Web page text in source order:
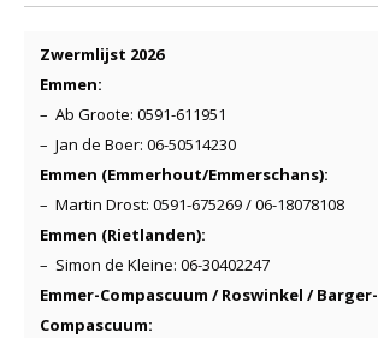
Zwermlijst 2026
Emmen:
– Ab Groote: 0591-611951
– Jan de Boer: 06-50514230
Emmen (Emmerhout/Emmerschans):
– Martin Drost: 0591-675269 / 06-18078108
Emmen (Rietlanden):
– Simon de Kleine: 06-30402247
Emmer-Compascuum / Roswinkel / Barger-
Compascuum: